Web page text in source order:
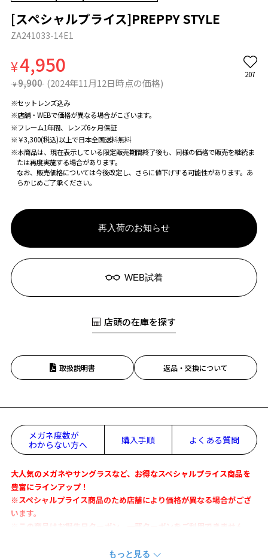
[スペシャルプライス]PREPPY STYLE
ZA241033-14E1
¥4,950
¥ 9,900 (2024年11月12日時点の価格)
207
※セットレンズ込み
※店舗・WEBで価格が異なる場合がこざいます。
※フレーム1年間、レンズ6ヶ月保証
※￥3,300(税込)以上で日本全国送料無料
※本商品は、現在表示している限定販売期間終了後も、同様の価格で販売を継続ま
たは再度実施する場合があります。
なお、販売価格については今後改定し、さらに値下げする可能性があります。あ
らかじめご了承ください。
再入荷のお知らせ
WEB試着
店頭の在庫を探す
取扱説明書 返品・交換について
メガネ度数が
わからない方へ
購入手順 よくある質問
大人気のメガネやサングラスなど、お得なスペシャルプライス商品を
豊富にラインアップ！
※スペシャルプライス商品のため店舗により価格が異なる場合がござ
います。
※この商品はお誕生日クーポン、一部クーポンをご利用できません。
レトロ感漂うデザインにグリーンやイエロー、ネイビー等のカレッジ